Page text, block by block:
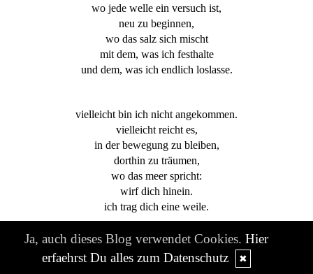
wo jede welle ein versuch ist,
neu zu beginnen,
wo das salz sich mischt
mit dem, was ich festhalte
und dem, was ich endlich loslasse.
vielleicht bin ich nicht angekommen.
vielleicht reicht es,
in der bewegung zu bleiben,
dorthin zu träumen,
wo das meer spricht:
wirf dich hinein.
ich trag dich eine weile.
~*~
Ja, auch dieses Blog verwendet Cookies. Hier
erfaehrst Du alles zum Datenschutz
✖